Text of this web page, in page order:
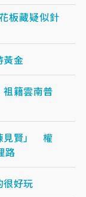
板藏疑似針
黃金
祖籍雲南普
見賢」 權
路
很好玩